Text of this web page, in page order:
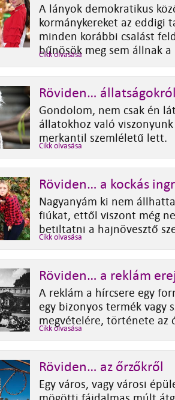
A lányok demokratikus
kormánykereket az eddigi
minden korábbi csalást
bűnösök meg sem állnak
Cikk olvasása
Röviden…
Gondolom, nem csak én
állatokhoz való
merkantil szemléletű lett.
Cikk olvasása
Röviden… a kockás
Nagyanyám ki nem
fiúkat, ettől viszont még
betiltatni a hajnövesztő
Cikk olvasása
Röviden… a reklám
A reklám a hírcsere egy
egy bizonyos termék vagy
megvételére, története az
Cikk olvasása
Röviden… az őrzőkről
Egy város, vagy városi